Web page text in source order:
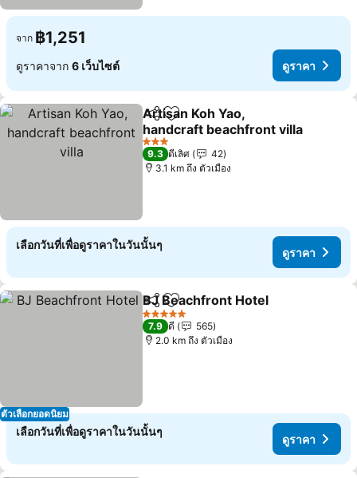
จาก ฿1,251
ดูราคาจาก 6 เว็บไซต์ ดูราคา
แชร์ เพิ่มในรายการโปรด
Artisan Koh Yao,
handcraft beachfront villa
ดูราคา
3 ดาว
9.3 ดีเลิศ
42
3.1 km ถึง ตัวเมือง
เลือกวันที่เพื่อดูราคาในวันนั้นๆ
ดูราคา
ตัวเลือกยอดนิยม
แชร์ เพิ่มในรายการโปรด
BJ Beachfront Hotel
5 ดาว
7.9 ดี
565
2.0 km ถึง ตัวเมือง
เลือกวันที่เพื่อดูราคาในวันนั้นๆ
ดูราคา